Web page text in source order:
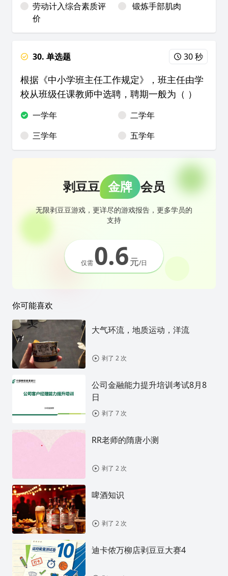
劳动计入综合素质评
价
锻炼手部肌肉
30. 单选题 30 秒
根据《中小学班主任工作规定》，班主任由学
校从班级任课教师中选聘，聘期一般为（ ）
一学年
二学年
三学年
五学年
剥豆豆 金牌 会员
无限剥豆豆游戏，更详尽的游戏报告，更多学员的
支持
仅需0.6元/日
你可能喜欢
大气环流，地质运动，洋流
剥了 2 次
公司金融能力提升培训考试8月8
日
剥了 7 次
RR老师的隋唐小测
剥了 2 次
啤酒知识
剥了 2 次
迪卡侬万柳店剥豆豆大赛4